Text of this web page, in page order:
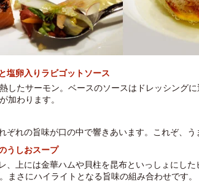
塩卵入りラビゴットソース
したサーモン。ベースのソースはドレッシング
加わります。
れの旨味が口の中で響きあいます。これぞ、う
うしおスープ
、上には金華ハムや貝柱を昆布といっしょにし
さにハイライトとなる旨味の組み合わせです。